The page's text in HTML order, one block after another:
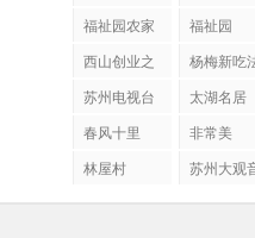
福祉园农家
乐
福祉园
西山创业之
星
杨梅新吃
苏州电视台
太湖名居
春风十里 非常美
林屋村
苏州大观
禅寺